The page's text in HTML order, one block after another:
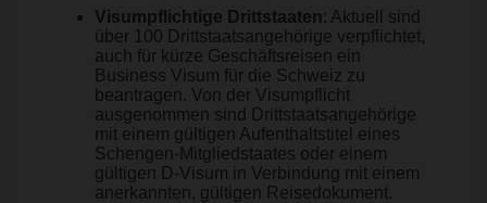
Visumpflichtige Drittstaaten: Aktuell sind
über 100 Drittstaatsangehörige verpflichtet,
auch für kürze Geschäftsreisen ein
Business Visum für die Schweiz zu
beantragen. Von der Visumpflicht
ausgenommen sind Drittstaatsangehörige
mit einem gültigen Aufenthaltstitel eines
Schengen-Mitgliedstaates oder einem
gültigen D-Visum in Verbindung mit einem
anerkannten, gültigen Reisedokument.